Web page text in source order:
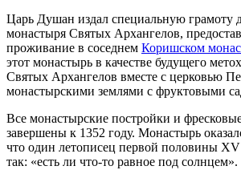
Царь Душан издал специальную грамоту
монастыря Святых Архангелов,
проживание в соседнем Коришском
этот монастырь в качестве будущего
Святых Архангелов вместе с церковью
монастырскими землями с фруктовыми
Все монастырские постройки и
завершены к 1352 году. Монастырь
что один летописец первой половины
так: «есть ли что-то равное под солнцем».